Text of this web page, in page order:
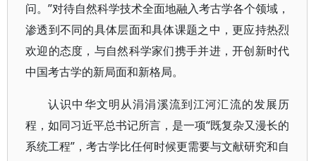
问。”对待自然科学技术全面地融入考古学各个领域，
渗透到不同的具体层面和具体课题之中，更应持热烈
欢迎的态度，与自然科学家们携手并进，开创新时代
中国考古学的新局面和新格局。
认识中华文明从涓涓溪流到江河汇流的发展历
程，如同习近平总书记所言，是一项“既复杂又漫长的
系统工程”，考古学比任何时候更需要与文献研究和自